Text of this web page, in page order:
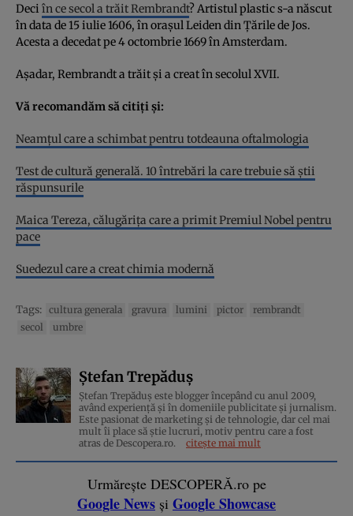
Deci în ce secol a trăit Rembrandt? Artistul plastic s-a născut
în data de 15 iulie 1606, în orașul Leiden din Țările de Jos.
Acesta a decedat pe 4 octombrie 1669 în Amsterdam.
Așadar, Rembrandt a trăit și a creat în secolul XVII.
Vă recomandăm să citiți și:
Neamţul care a schimbat pentru totdeauna oftalmologia
Test de cultură generală. 10 întrebări la care trebuie să știi
răspunsurile
Maica Tereza, călugăriţa care a primit Premiul Nobel pentru
pace
Suedezul care a creat chimia modernă
Tags: cultura generala gravura lumini pictor
rembrandt
secol
umbre
Ștefan Trepăduș
Ștefan Trepăduș este blogger începând cu anul 2009,
având experiență și în domeniile publicitate și jurnalism.
Este pasionat de marketing și de tehnologie, dar cel mai
mult îi place să știe lucruri, motiv pentru care a fost
atras de Descopera.ro.
citește mai mult
Urmărește DESCOPERĂ.ro pe
Google News și Google Showcase